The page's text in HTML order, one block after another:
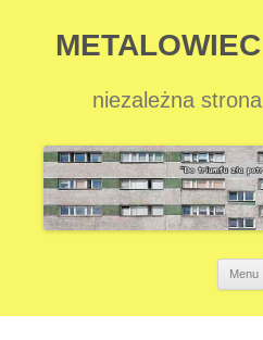
niezależna
Menu